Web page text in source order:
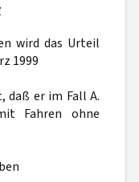
wird das Urteil
1999
daß er im Fall A.
Fahren ohne